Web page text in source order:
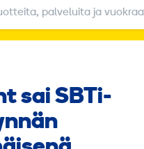
palveluita ja
palveluita ja
sai SBTi-